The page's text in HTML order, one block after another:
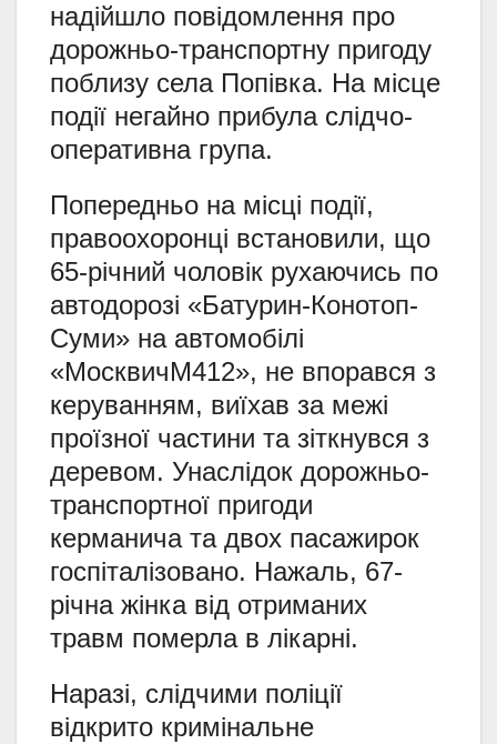
надійшло повідомлення про
дорожньо-транспортну пригоду
поблизу села Попівка. На місце
події негайно прибула слідчо-
оперативна група.
Попередньо на місці події,
правоохоронці встановили, що
65-річний чоловік рухаючись по
автодорозі «Батурин-Конотоп-
Суми» на автомобілі
«МосквичМ412», не впорався з
керуванням, виїхав за межі
проїзної частини та зіткнувся з
деревом. Унаслідок дорожньо-
транспортної пригоди
керманича та двох пасажирок
госпіталізовано. Нажаль, 67-
річна жінка від отриманих
травм померла в лікарні.
Наразі, слідчими поліції
відкрито кримінальне